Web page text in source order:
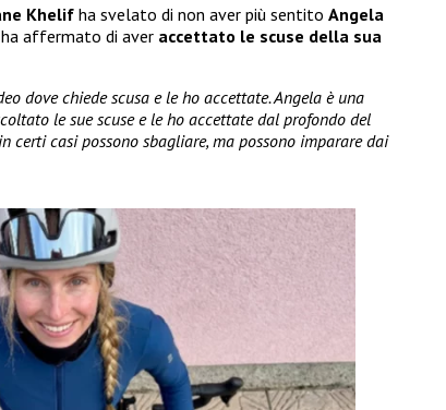
Khelif ha svelato di non aver più sentito Angela
affermato di aver accettato le scuse della sua
dove chiede scusa e le ho accettate. Angela è una
le sue scuse e le ho accettate dal profondo del
certi casi possono sbagliare, ma possono imparare dai